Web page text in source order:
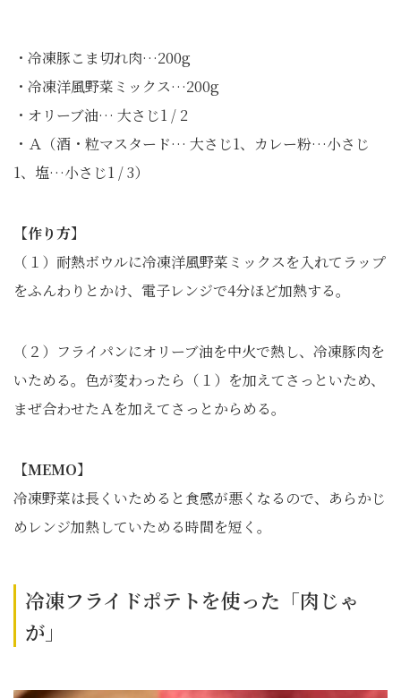
・冷凍豚こま切れ肉…200g
・冷凍洋風野菜ミックス…200g
・オリーブ油… 大さじ1 / 2
・Ａ（酒・粒マスタード… 大さじ1、カレー粉…小さじ
1、塩…小さじ1 / 3）
【作り方】
（１）耐熱ボウルに冷凍洋風野菜ミックスを入れてラップ
をふんわりとかけ、電子レンジで4分ほど加熱する。
（２）フライパンにオリーブ油を中火で熱し、冷凍豚肉を
いためる。色が変わったら（１）を加えてさっといため、
まぜ合わせたＡを加えてさっとからめる。
【MEMO】
冷凍野菜は長くいためると食感が悪くなるので、あらかじ
めレンジ加熱していためる時間を短く。
冷凍フライドポテトを使った「肉じゃ
が」